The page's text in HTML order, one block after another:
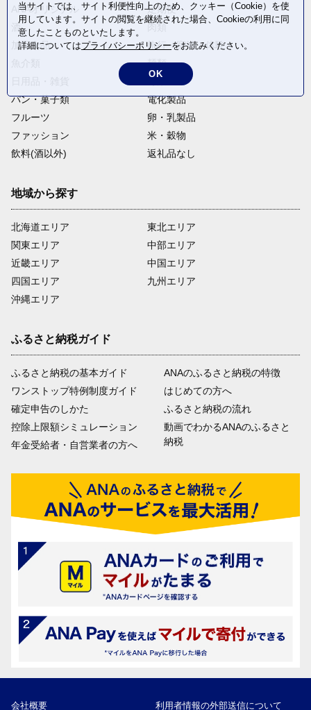
ANAオリジナル
定期便
酒
肉類
加工食品
旅行・宿泊・体験
麺類
野菜
パン・菓子類
電化製品
フルーツ
卵・乳製品
ファッション
米・穀物
飲料(酒以外)
返礼品なし
地域から探す
北海道エリア
関東エリア
近畿エリア
四国エリア
沖縄エリア
東北エリア
中部エリア
中国エリア
九州エリア
ふるさと納税ガイド
ふるさと納税の基本ガイド
ワンストップ特例制度ガイド
確定申告のしかた
控除上限額シミュレーション
年金受給者・自営業者の方へ
ANAのふるさと納税の特徴
はじめての方へ
ふるさと納税の流れ
動画でわかるANAのふるさと
納税
会社概要 利用者情報の外部送信について
当サイトでは、サイト利便性向上のため、クッキー（Cookie）を使
用しています。サイトの閲覧を継続された場合、Cookieの利用に同
意したことものといたします。
詳細についてはプライバシーポリシーをお読みください。
OK